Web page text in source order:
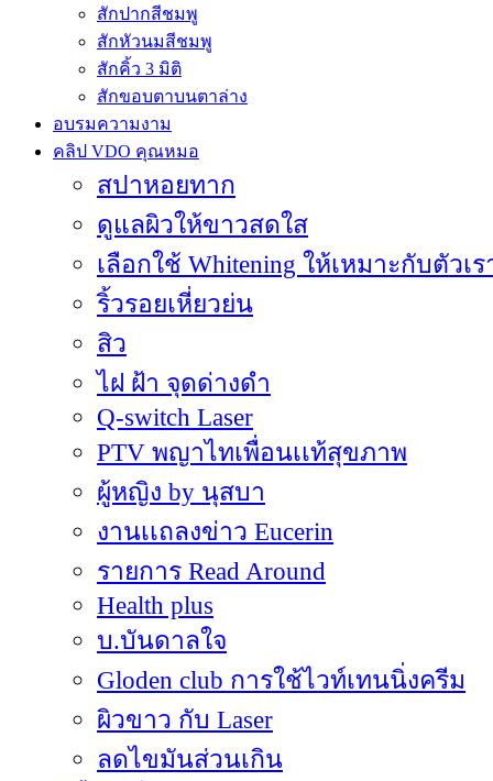
สักปากสีชมพู
สักหัวนมสีชมพู
สักคิ้ว 3 มิติ
สักขอบตาบนตาล่าง
อบรมความงาม
คลิป VDO คุณหมอ
สปาหอยทาก
ดูแลผิวให้ขาวสดใส
เลือกใช้ Whitening ให้เหมาะกับตัวเร
ริ้วรอยเหี่ยวย่น
สิว
ไฝ ฝ้า จุดด่างดำ
Q-switch Laser
PTV พญาไทเพื่อนเเท้สุขภาพ
ผู้หญิง by นุสบา
งานเเถลงข่าว Eucerin
รายการ Read Around
Health plus
บ.บันดาลใจ
Gloden club การใช้ไวท์เทนนิ่งครีม
ผิวขาว กับ Laser
ลดไขมันส่วนเกิน